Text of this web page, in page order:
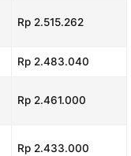
Rp 2.515.262
Rp 2.483.040
Rp 2.461.000
Rp 2.433.000